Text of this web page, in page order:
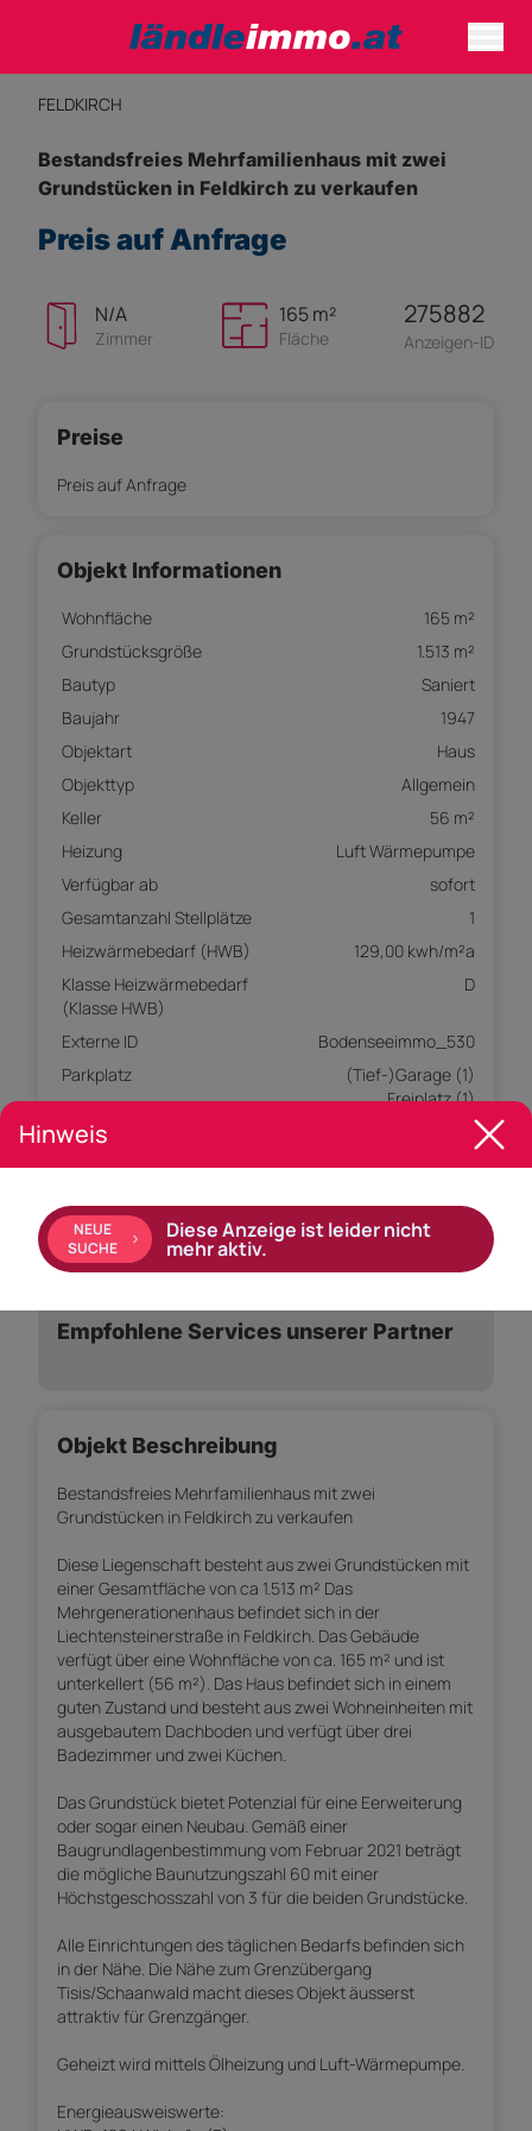
FELDKIRCH
Bestandsfreies Mehrfamilienhaus mit zwei
Grundstücken in Feldkirch zu verkaufen
Preis auf Anfrage
N/A
Zimmer
165 m²
Fläche
275882
Anzeigen-ID
Preise
Preis auf Anfrage
Objekt Informationen
Wohnfläche
165 m²
Grundstücksgröße
1.513 m²
Bautyp
Saniert
Baujahr
1947
Objektart
Haus
Objekttyp
Allgemein
Keller
56 m²
Heizung
Luft Wärmepumpe
Verfügbar ab
sofort
Gesamtanzahl Stellplätze
1
Heizwärmebedarf (HWB)
129,00 kwh/m²a
Klasse Heizwärmebedarf
(Klasse HWB)
D
Externe ID
Bodenseeimmo_530
Parkplatz
(Tief-)Garage (1)
Freiplatz (1)
Einbauküche Bad mit: Badewanne, Dusche
Empfohlene Services unserer Partner
Objekt Beschreibung
Bestandsfreies Mehrfamilienhaus mit zwei
Grundstücken in Feldkirch zu verkaufen
Diese Liegenschaft besteht aus zwei Grundstücken mit
einer Gesamtfläche von ca 1.513 m² Das
Mehrgenerationenhaus befindet sich in der
Liechtensteinerstraße in Feldkirch. Das Gebäude
verfügt über eine Wohnfläche von ca. 165 m² und ist
unterkellert (56 m²). Das Haus befindet sich in einem
guten Zustand und besteht aus zwei Wohneinheiten mit
ausgebautem Dachboden und verfügt über drei
Badezimmer und zwei Küchen.
Das Grundstück bietet Potenzial für eine Eerweiterung
oder sogar einen Neubau. Gemäß einer
Baugrundlagenbestimmung vom Februar 2021 beträgt
die mögliche Baunutzungszahl 60 mit einer
Höchstgeschosszahl von 3 für die beiden Grundstücke.
Alle Einrichtungen des täglichen Bedarfs befinden sich
in der Nähe. Die Nähe zum Grenzübergang
Tisis/Schaanwald macht dieses Objekt äusserst
attraktiv für Grenzgänger.
Geheizt wird mittels Ölheizung und Luft-Wärmepumpe.
Energieausweiswerte:
Hinweis
NEUE
SUCHE
Diese Anzeige ist leider nicht
mehr aktiv.